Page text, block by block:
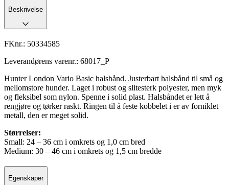
Beskrivelse
FKnr.: 50334585
Leverandørens varenr.: 68017_P
Hunter London Vario Basic halsbånd. Justerbart halsbånd til små og
mellomstore hunder. Laget i robust og slitesterk polyester, men myk
og fleksibel som nylon. Spenne i solid plast. Halsbåndet er lett å
rengjøre og tørker raskt. Ringen til å feste kobbelet i er av forniklet
metall, den er meget solid.
Størrelser:
Small: 24 – 36 cm i omkrets og 1,0 cm bred
Medium: 30 – 46 cm i omkrets og 1,5 cm bredde
Egenskaper